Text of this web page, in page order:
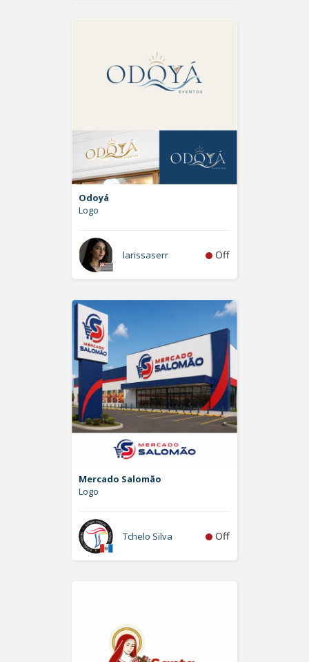
Odoyá
Logo
larissaserr Off
Mercado Salomão
Logo
Tchelo Silva Off